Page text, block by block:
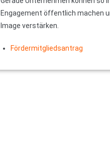
Engagement öffentlich machen
Image verstärken.
Fördermitgliedsantrag